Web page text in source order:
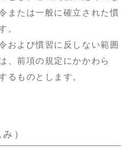
または一般に確立された慣
。
および慣習に反しない範囲
、前項の規定にかかわら
るものとします。
）